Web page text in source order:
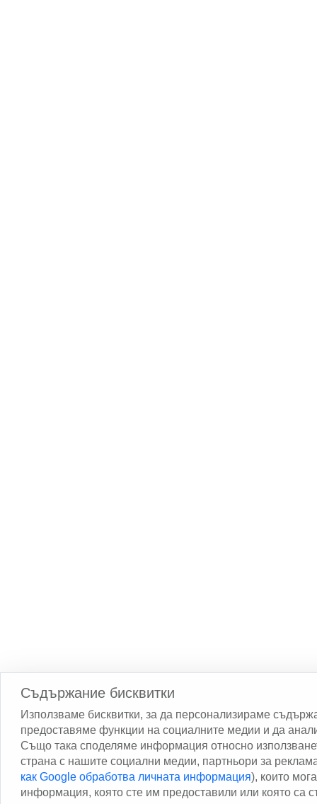
Съдържание бисквитки
Използваме бисквитки, за да персонализираме
предоставяме функции на социалните медии и да
Също така споделяме информация относно
страна с нашите социални медии, партньори за
как Google обработва личната информация), които
информация, която сте им предоставили или която са